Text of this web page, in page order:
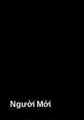
Người Mới